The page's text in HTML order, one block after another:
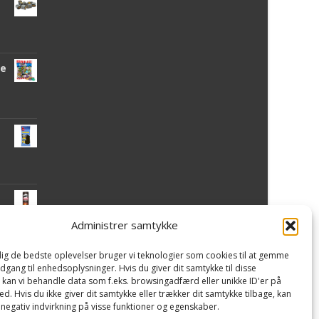
Administrer samtykke
de bedste oplevelser bruger vi teknologier som cookies til at gemme
til enhedsoplysninger. Hvis du giver dit samtykke til disse
vi behandle data som f.eks. browsingadfærd eller unikke ID'er på
Hvis du ikke giver dit samtykke eller trækker dit samtykke tilbage, kan
indvirkning på visse funktioner og egenskaber.